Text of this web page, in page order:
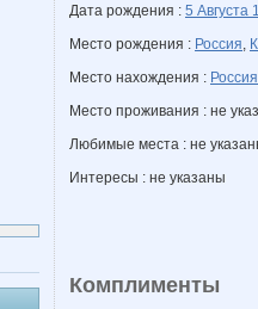
Дата рождения : 5 Августа
Место рождения : Россия,
Место нахождения : Россия
Место проживания : не
Любимые места : не
Интересы : не указаны
Комплименты